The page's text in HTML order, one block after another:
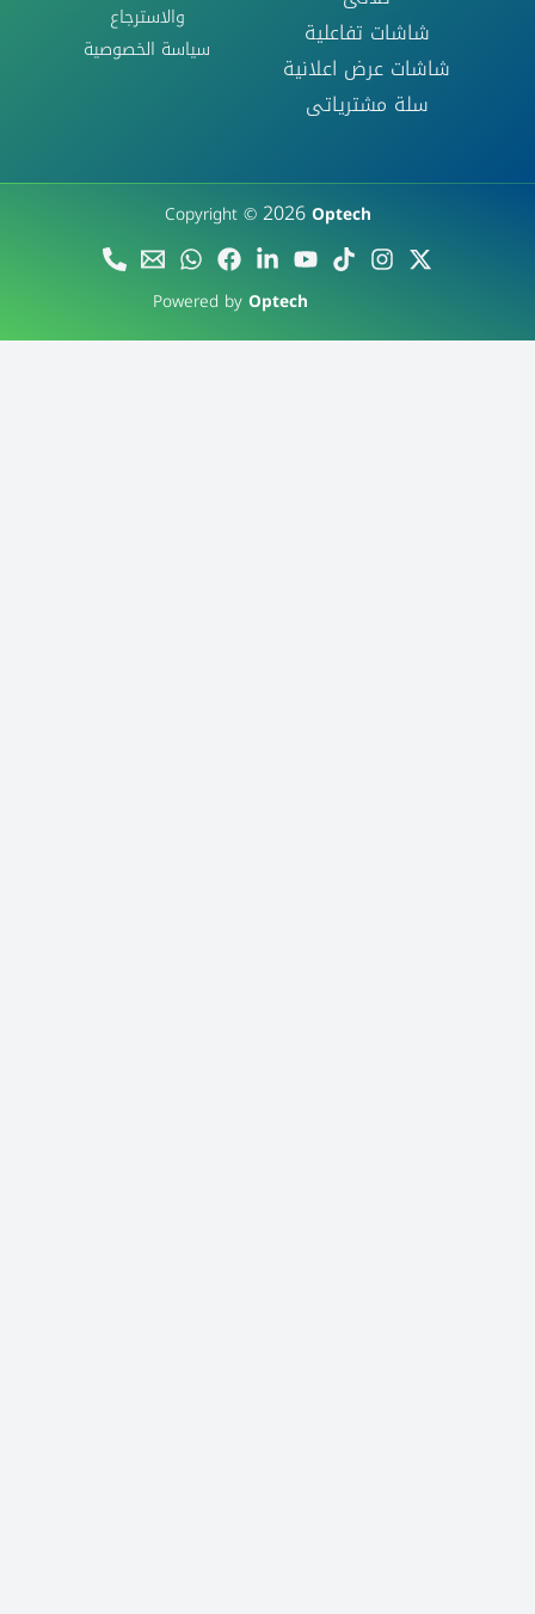
والاسترجاع
سياسة الخصوصية
شاشات تفاعلية
شاشات عرض اعلانية
سلة مشترياتى
Copyright ©2026Optech
Powered byOptech